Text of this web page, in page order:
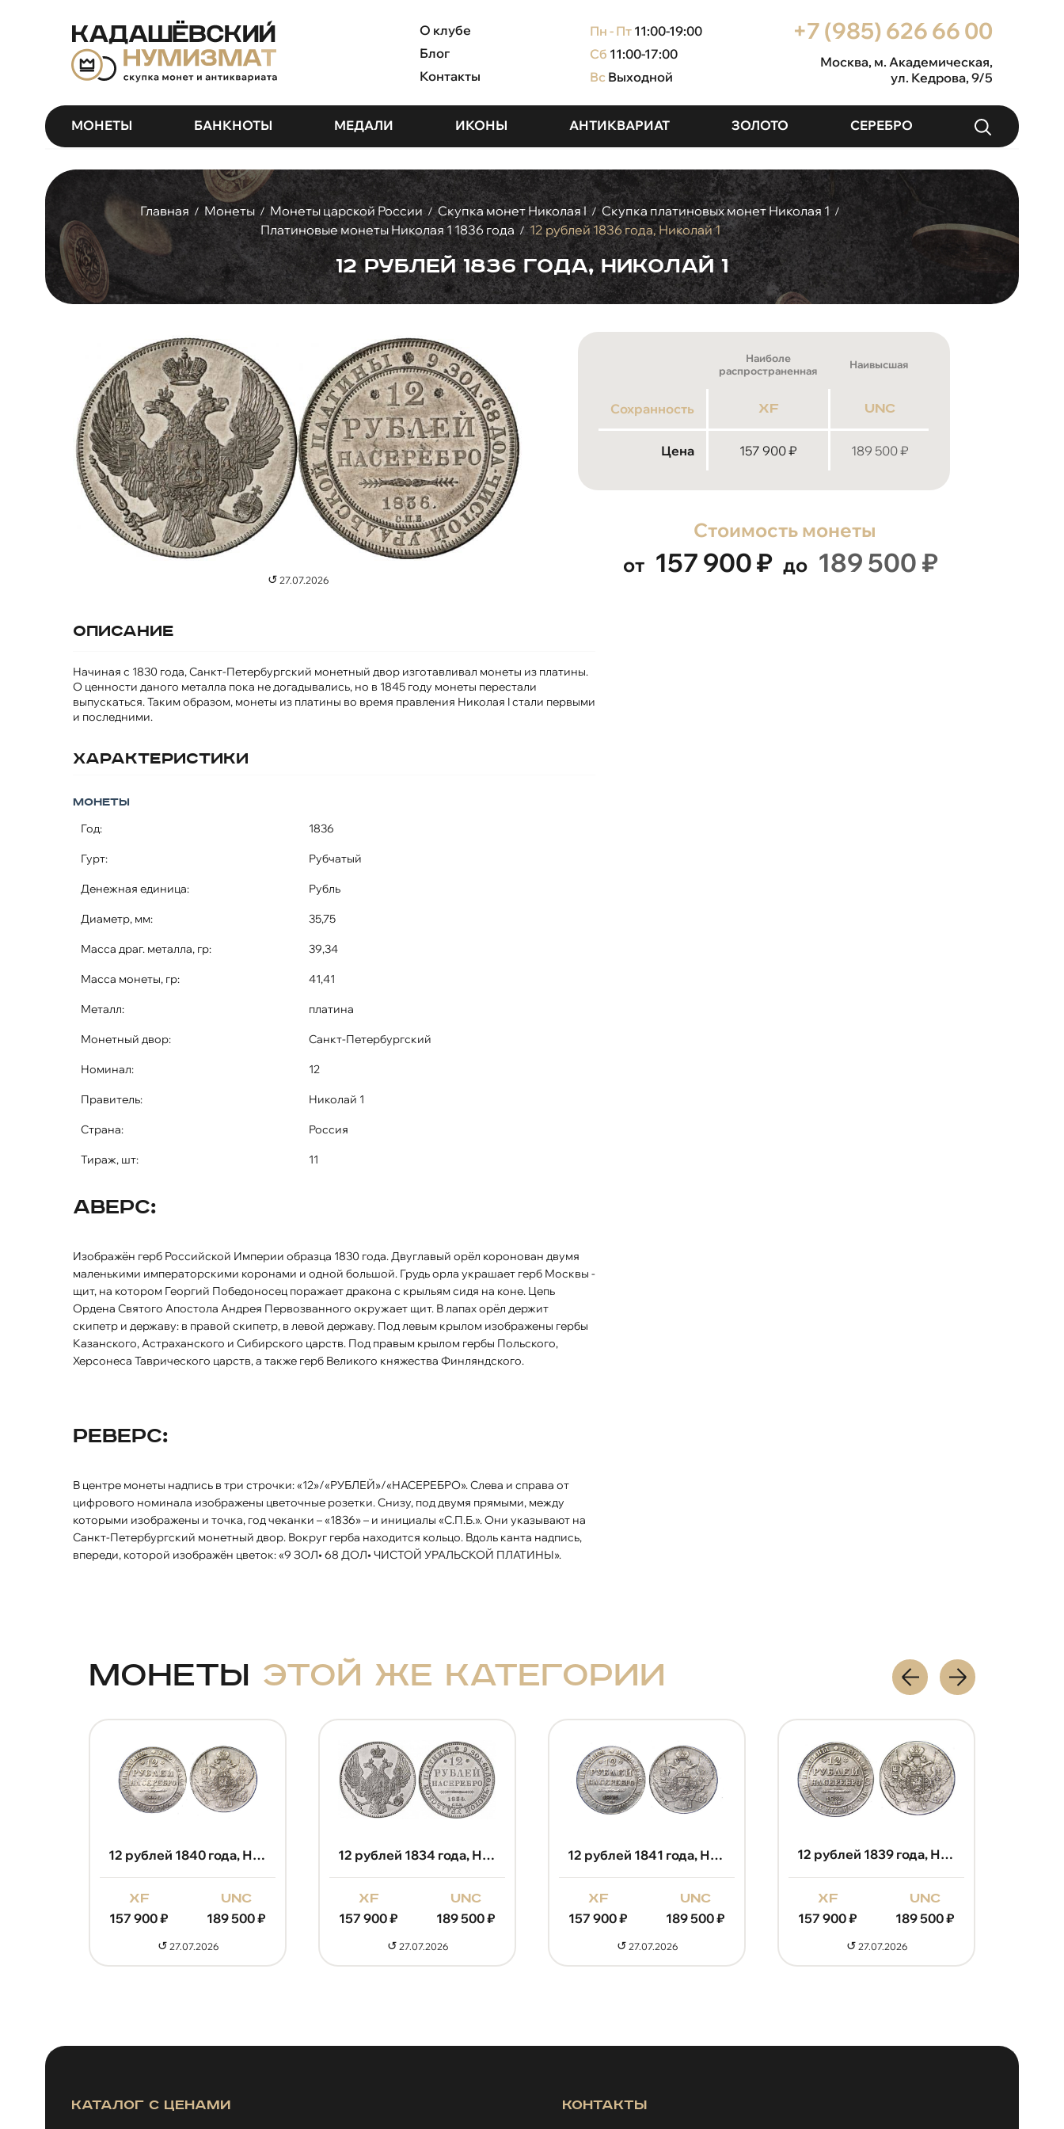
О клубе
Блог
Контакты
Пн - Пт 11:00-19:00
Сб 11:00-17:00
Вс Выходной
+7 (985) 626 66 00
Москва, м. Академическая,
ул. Кедрова, 9/5
МОНЕТЫ БАНКНОТЫ МЕДАЛИ ИКОНЫ АНТИКВАРИАТ ЗОЛОТО СЕРЕБРО
Главная / Монеты / Монеты царской России / Скупка монет Николая I / Скупка платиновых монет Николая 1 /
Платиновые монеты Николая 1 1836 года / 12 рублей 1836 года, Николай 1
12 рублей 1836 года, Николай 1
↺ 27.07.2026
Наиболе
распространенная
Наивысшая
Сохранность xf unc
Цена 157 900₽ 189 500₽
Стоимость монеты
от 157 900₽ до 189 500 ₽
Описание
Начиная с 1830 года, Санкт-Петербургский монетный двор изготавливал монеты из платины.
О ценности даного металла пока не догадывались, но в 1845 году монеты перестали
выпускаться. Таким образом, монеты из платины во время правления Николая I стали первыми
и последними.
Характеристики
Монеты
Год: 1836
Гурт: Рубчатый
Денежная единица: Рубль
Диаметр, мм: 35,75
Масса драг. металла, гр: 39,34
Масса монеты, гр: 41,41
Металл: платина
Монетный двор: Санкт-Петербургский
Номинал: 12
Правитель: Николай 1
Страна: Россия
Тираж, шт: 11
Аверс:
Изображён герб Российской Империи образца 1830 года. Двуглавый орёл коронован двумя
маленькими императорскими коронами и одной большой. Грудь орла украшает герб Москвы -
щит, на котором Георгий Победоносец поражает дракона с крыльям сидя на коне. Цепь
Ордена Святого Апостола Андрея Первозванного окружает щит. В лапах орёл держит
скипетр и державу: в правой скипетр, в левой державу. Под левым крылом изображены гербы
Казанского, Астраханского и Сибирского царств. Под правым крылом гербы Польского,
Херсонеса Таврического царств, а также герб Великого княжества Финляндского.
Реверс:
В центре монеты надпись в три строчки: «12»/«РУБЛЕЙ»/«НАСЕРЕБРО». Слева и справа от
цифрового номинала изображены цветочные розетки. Снизу, под двумя прямыми, между
которыми изображены и точка, год чеканки – «1836» – и инициалы «С.П.Б.». Они указывают на
Санкт-Петербургский монетный двор. Вокруг герба находится кольцо. Вдоль канта надпись,
впереди, которой изображён цветок: «9 ЗОЛ• 68 ДОЛ• ЧИСТОЙ УРАЛЬСКОЙ ПЛАТИНЫ».
Монеты этой же категории
12 рублей 1840 года, Николай 1
xf
157 900₽
unc
189 500₽
↺ 27.07.2026
12 рублей 1834 года, Николай 1
xf
157 900₽
unc
189 500₽
↺ 27.07.2026
12 рублей 1841 года, Николай 1
xf
157 900₽
unc
189 500₽
↺ 27.07.2026
12 рублей 1839 года, Николай 1
xf
157 900₽
unc
189 500₽
↺ 27.07.2026
Каталог с ценами Контакты